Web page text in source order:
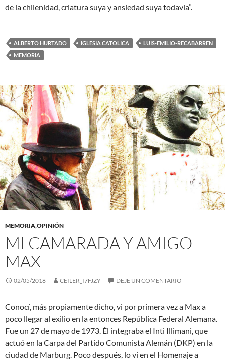
de la chilenidad, criatura suya y ansiedad suya todavía”.
ALBERTO HURTADO IGLESIA CATOLICA
LUIS-EMILIO-RECABARREN
MEMORIA
MEMORIA,OPINIÓN
MI CAMARADA Y AMIGO
MAX
02/05/2018 CEILER_I7FJZY DEJE UN COMENTARIO
Conocí, más propiamente dicho, vi por primera vez a Max a
poco llegar al exilio en la entonces República Federal Alemana.
Fue un 27 de mayo de 1973. Él integraba el Inti Illimani, que
actuó en la Carpa del Partido Comunista Alemán (DKP) en la
ciudad de Marburg. Poco después, lo vi en el Homenaje a